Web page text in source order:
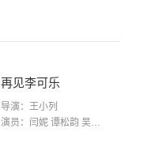
再见李可乐
导演：王小列
演员：闫妮 谭松韵 吴京 蒋龙 赵小棠 冯雷 李虎城 平安 小七 小可乐